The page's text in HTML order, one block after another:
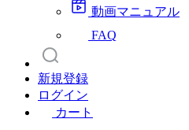
動画マニュアル
FAQ
新規登録
ログイン
カート